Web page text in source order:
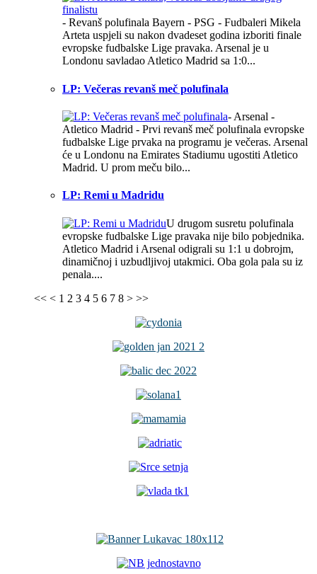
- Revanš polufinala Bayern - PSG - Fudbaleri Mikela
Arteta uspjeli su nakon dvadeset godina izboriti finale
evropske fudbalske Lige pravaka. Arsenal je u
Londonu savladao Atletico Madrid sa 1:0...
LP: Večeras revanš meč polufinala
- Arsenal -
Atletico Madrid - Prvi revanš meč polufinala evropske
fudbalske Lige prvaka na programu je večeras. Arsenal
će u Londonu na Emirates Stadiumu ugostiti Atletico
Madrid. U prom meču bilo...
LP: Remi u Madridu
U drugom susretu polufinala
evropske fudbalske Lige pravaka nije bilo pobjednika.
Atletico Madrid i Arsenal odigrali su 1:1 u dobrojm,
dinamičnoj i uzbudljivoj utakmici. Oba gola pala su iz
penala....
<< < 1 2 3 4 5 6 7 8 > >>